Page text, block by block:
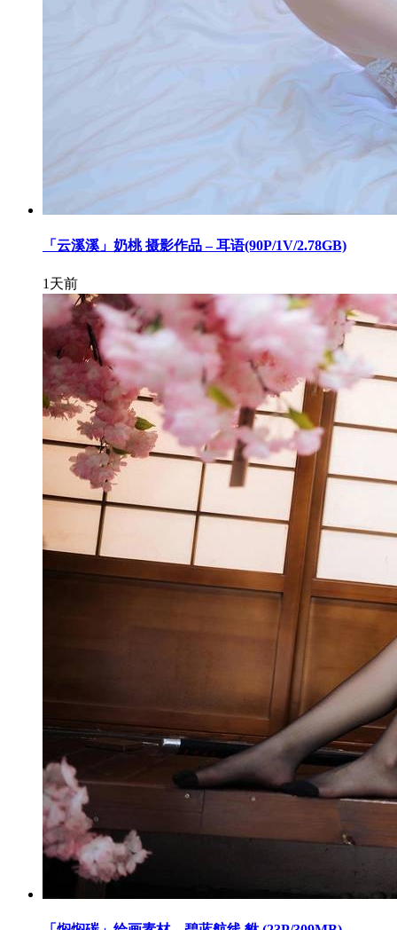
「云溪溪」奶桃 摄影作品 – 耳语(90P/1V/2.78GB)
1天前